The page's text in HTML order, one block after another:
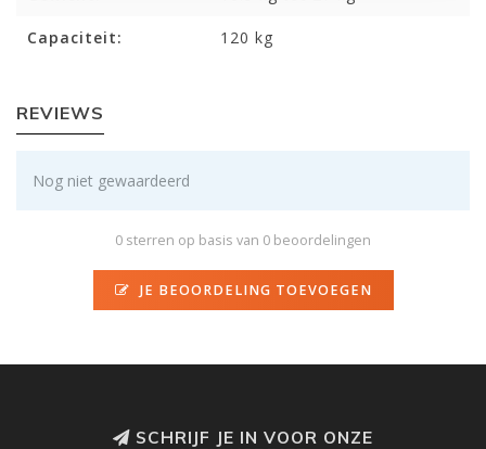
Capaciteit: 120 kg
REVIEWS
Nog niet gewaardeerd
0 sterren op basis van 0 beoordelingen
JE BEOORDELING TOEVOEGEN
SCHRIJF JE IN VOOR ONZE